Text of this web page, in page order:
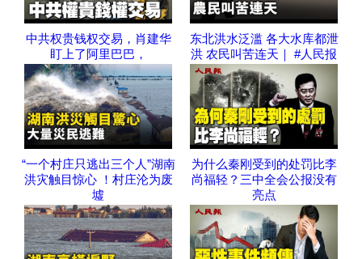
中共权贵钱权交易，肖建华
盯上了阿里巴巴，
东北洪水泛滥 各大水库都泄
洪 农民叫苦连天｜ #人民报
“一个村庄只逃出三个人”湖南
洪灾触目惊心 ！村庄沦为废
墟
为什么秦刚受到的处罚比李
尚福轻？三中全会公报没有
亮点